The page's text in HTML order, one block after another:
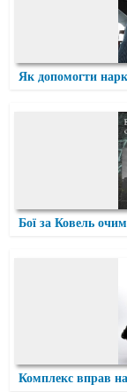
Як допомогти
Бої за Ковель
Комплекс вправ